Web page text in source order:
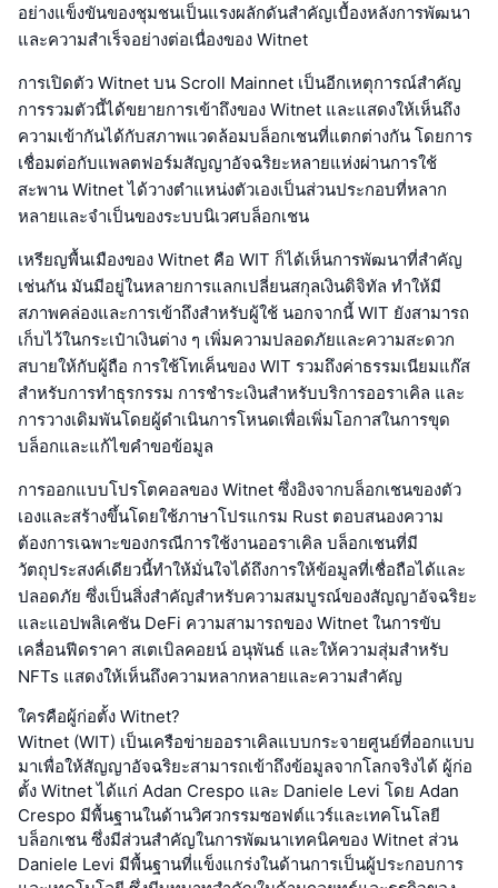
อย่างแข็งขันของชุมชนเป็นแรงผลักดันสำคัญเบื้องหลังการพัฒนา
และความสำเร็จอย่างต่อเนื่องของ Witnet
การเปิดตัว Witnet บน Scroll Mainnet เป็นอีกเหตุการณ์สำคัญ
การรวมตัวนี้ได้ขยายการเข้าถึงของ Witnet และแสดงให้เห็นถึง
ความเข้ากันได้กับสภาพแวดล้อมบล็อกเชนที่แตกต่างกัน โดยการ
เชื่อมต่อกับแพลตฟอร์มสัญญาอัจฉริยะหลายแห่งผ่านการใช้
สะพาน Witnet ได้วางตำแหน่งตัวเองเป็นส่วนประกอบที่หลาก
หลายและจำเป็นของระบบนิเวศบล็อกเชน
เหรียญพื้นเมืองของ Witnet คือ WIT ก็ได้เห็นการพัฒนาที่สำคัญ
เช่นกัน มันมีอยู่ในหลายการแลกเปลี่ยนสกุลเงินดิจิทัล ทำให้มี
สภาพคล่องและการเข้าถึงสำหรับผู้ใช้ นอกจากนี้ WIT ยังสามารถ
เก็บไว้ในกระเป๋าเงินต่าง ๆ เพิ่มความปลอดภัยและความสะดวก
สบายให้กับผู้ถือ การใช้โทเค็นของ WIT รวมถึงค่าธรรมเนียมแก๊ส
สำหรับการทำธุรกรรม การชำระเงินสำหรับบริการออราเคิล และ
การวางเดิมพันโดยผู้ดำเนินการโหนดเพื่อเพิ่มโอกาสในการขุด
บล็อกและแก้ไขคำขอข้อมูล
การออกแบบโปรโตคอลของ Witnet ซึ่งอิงจากบล็อกเชนของตัว
เองและสร้างขึ้นโดยใช้ภาษาโปรแกรม Rust ตอบสนองความ
ต้องการเฉพาะของกรณีการใช้งานออราเคิล บล็อกเชนที่มี
วัตถุประสงค์เดียวนี้ทำให้มั่นใจได้ถึงการให้ข้อมูลที่เชื่อถือได้และ
ปลอดภัย ซึ่งเป็นสิ่งสำคัญสำหรับความสมบูรณ์ของสัญญาอัจฉริยะ
และแอปพลิเคชัน DeFi ความสามารถของ Witnet ในการขับ
เคลื่อนฟีดราคา สเตเบิลคอยน์ อนุพันธ์ และให้ความสุ่มสำหรับ
NFTs แสดงให้เห็นถึงความหลากหลายและความสำคัญ
ใครคือผู้ก่อตั้ง Witnet?
Witnet (WIT) เป็นเครือข่ายออราเคิลแบบกระจายศูนย์ที่ออกแบบ
มาเพื่อให้สัญญาอัจฉริยะสามารถเข้าถึงข้อมูลจากโลกจริงได้ ผู้ก่อ
ตั้ง Witnet ได้แก่ Adan Crespo และ Daniele Levi โดย Adan
Crespo มีพื้นฐานในด้านวิศวกรรมซอฟต์แวร์และเทคโนโลยี
บล็อกเชน ซึ่งมีส่วนสำคัญในการพัฒนาเทคนิคของ Witnet ส่วน
Daniele Levi มีพื้นฐานที่แข็งแกร่งในด้านการเป็นผู้ประกอบการ